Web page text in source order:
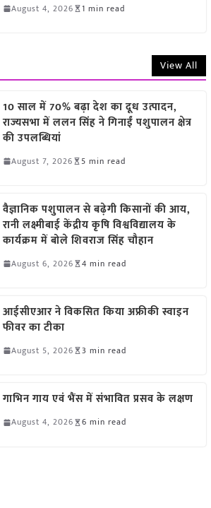
August 4, 2026 1 min read
View All
10 साल में 70% बढ़ा देश का दूध उत्पादन,
राज्यसभा में ललन सिंह ने गिनाईं पशुपालन क्षेत्र
की उपलब्धियां
August 7, 2026 5 min read
वैज्ञानिक पशुपालन से बढ़ेगी किसानों की आय,
रानी लक्ष्मीबाई केंद्रीय कृषि विश्वविद्यालय के
कार्यक्रम में बोले शिवराज सिंह चौहान
August 6, 2026 4 min read
आईसीएआर ने विकसित किया अफ्रीकी स्वाइन
फीवर का टीका
August 5, 2026 3 min read
गाभिन गाय एवं भैंस में संभावित प्रसव के लक्षण
August 4, 2026 6 min read